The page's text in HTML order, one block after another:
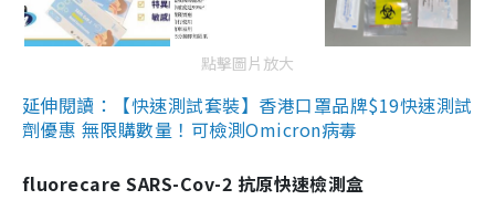
點擊圖片放大
延伸閱讀：【快速測試套裝】香港口罩品牌$19快速測試
劑優惠 無限購數量！可檢測Omicron病毒
fluorecare SARS-Cov-2 抗原快速檢測盒